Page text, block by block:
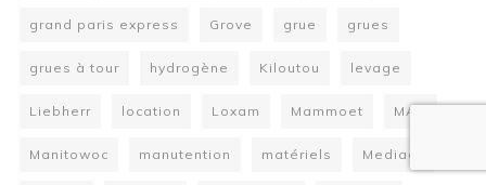
grand paris express Grove grue grues
grues à tour hydrogène Kiloutou levage
Liebherr location Loxam Mammoet MAN
Manitowoc manutention matériels Mediaco